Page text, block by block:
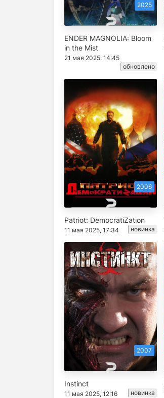
2025
ENDER MAGNOLIA: Bloom
in the Mist
21 мая 2025, 14:45
обновлено
2006
Patriot: DemocratiZation
11 мая 2025, 17:34 новинка
2007
Instinct
11 мая 2025, 12:16 новинка